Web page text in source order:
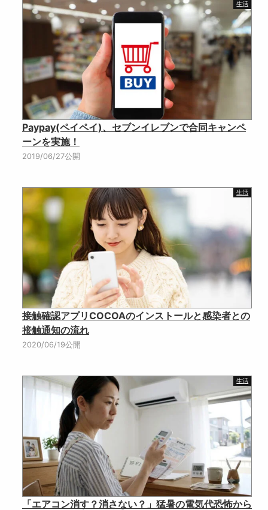
生活
Paypay(ペイペイ)、セブンイレブンで合同キャンペ
ーンを実施！
2019/06/27公開
生活
接触確認アプリCOCOAのインストールと感染者との
接触通知の流れ
2020/06/19公開
生活
「エアコン消す？消さない？」猛暑の電気代恐怖から